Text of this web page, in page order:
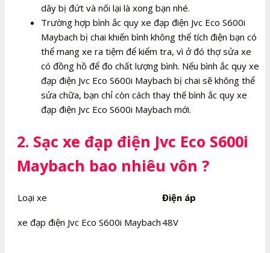
dây bị đứt và nối lại là xong bạn nhé.
Trường hợp bình ắc quy xe đạp điện Jvc Eco S600i
Maybach bị chai khiến bình không thể tích điện bạn có
thể mang xe ra tiệm để kiểm tra, vì ở đó thợ sửa xe
có đồng hồ để đo chất lượng bình. Nếu bình ắc quy xe
đạp điện Jvc Eco S600i Maybach bị chai sẽ không thể
sửa chữa, bạn chỉ còn cách thay thế bình ắc quy xe
đạp điện Jvc Eco S600i Maybach mới.
2. Sạc xe đạp điện Jvc Eco S600i
Maybach bao nhiêu vôn ?
Loại xe Điện áp
xe đạp điện Jvc Eco S600i Maybach 48V